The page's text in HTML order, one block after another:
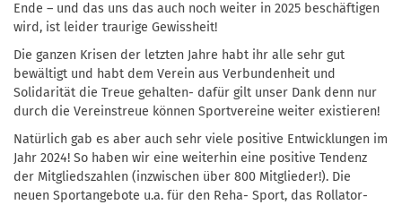
Ende – und das uns das auch noch weiter in 2025 beschäftigen
wird, ist leider traurige Gewissheit!
Die ganzen Krisen der letzten Jahre habt ihr alle sehr gut
bewältigt und habt dem Verein aus Verbundenheit und
Solidarität die Treue gehalten- dafür gilt unser Dank denn nur
durch die Vereinstreue können Sportvereine weiter existieren!
Natürlich gab es aber auch sehr viele positive Entwicklungen im
Jahr 2024! So haben wir eine weiterhin eine positive Tendenz
der Mitgliedszahlen (inzwischen über 800 Mitglieder!). Die
neuen Sportangebote u.a. für den Reha- Sport, das Rollator-